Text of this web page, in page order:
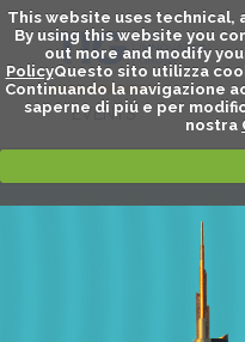
This website uses technical,
By using this website you
out more and modify
PolicyQuesto sito utilizza
Continuando la navigazione
saperne di piú e per
nostra
EVENTS